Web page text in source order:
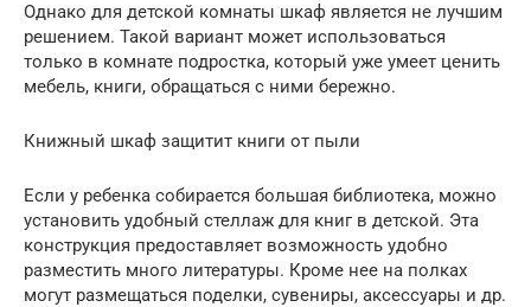
Однако для детской комнаты шкаф является не лучшим
решением. Такой вариант может использоваться
только в комнате подростка, который уже умеет ценить
мебель, книги, обращаться с ними бережно.
Книжный шкаф защитит книги от пыли
Если у ребенка собирается большая библиотека, можно
установить удобный стеллаж для книг в детской. Эта
конструкция предоставляет возможность удобно
разместить много литературы. Кроме нее на полках
могут размещаться поделки, сувениры, аксессуары и др.